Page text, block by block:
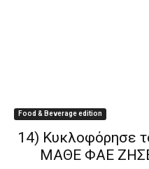
Food & Beverage edition
14) Κυκλοφόρησε
ΜΑΘΕ ΦΑΕ